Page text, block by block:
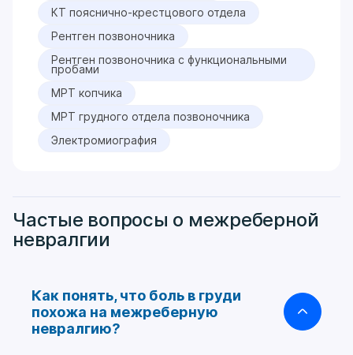
КТ пояснично-крестцового отдела
Рентген позвоночника
Рентген позвоночника с функциональными
пробами
МРТ копчика
МРТ грудного отдела позвоночника
Электромиография
Частые вопросы о межреберной
невралгии
Как понять, что боль в груди
похожа на межреберную
невралгию?